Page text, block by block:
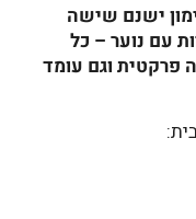
ישנם שישה
עם נוער – כל
פרקטית וגם עומד